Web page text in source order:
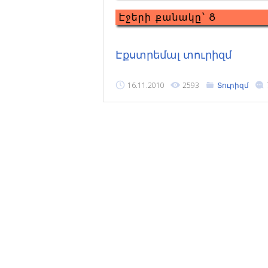
Էքստրեմալ տուրիզմ
16.11.2010 2593 Տուրիզմ